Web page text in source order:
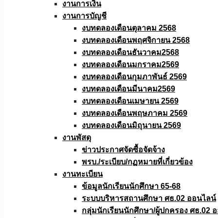
งานการเงิน
งานการบัญชี
งบทดลองเดือนตุลาคม 2568
งบทดลองเดือนพฤศจิกายน 2568
งบทดลองเดือนธันวาคม2568
งบทดลองเดือนมกราคม2569
งบทดลองเดือนกุมภาพันธ์ 2569
งบทดลองเดือนมีนาคม2569
งบทดลองเดือนเมษายน 2569
งบทดลองเดือนพฤษภาคม 2569
งบทดลองเดือนมิถุนายน 2569
งานพัสดุ
ข่าวประกาศจัดซื้อจัดจ้าง
พรบ./ระเบียบ/กฏหมายที่เกี่ยวข้อง
งานทะเบียน
ข้อมูลนักเรียนนักศึกษา 65-68
ระบบบริหารสถานศึกษา ศธ.02 ออนไลน์
กลุ่มนักเรียนนักศึกษา/ผู้ปกครอง ศธ.02